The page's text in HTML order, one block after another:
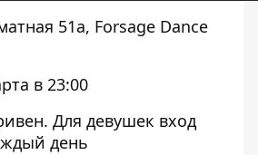
51а, Forsage Dance
в 23:00
Для девушек вход
день